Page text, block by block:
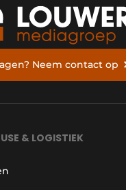
Neem contact op
& LOGISTIEK